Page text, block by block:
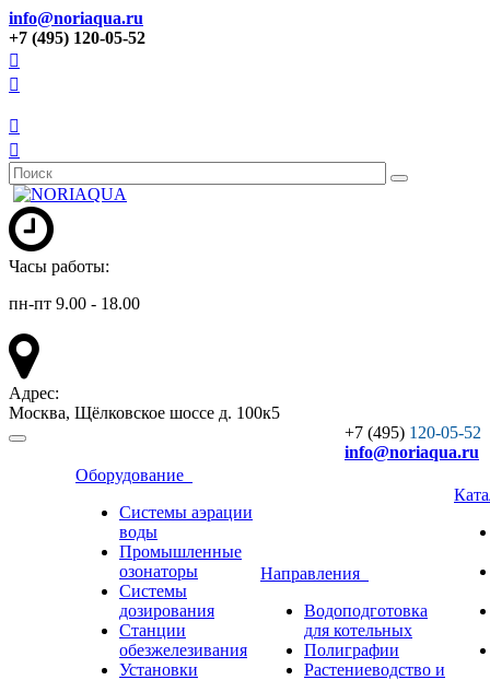
info@noriaqua.ru
+7 (495) 120-05-52
Часы работы:
пн-пт 9.00 - 18.00
Адрес:
Москва, Щёлковское шоссе д. 100к5
+7 (495) 120-05-52
info@noriaqua.ru
Оборудование
Системы аэрации
воды
Промышленные
озонаторы
Системы
дозирования
Станции
обезжелезивания
Установки
Направления
Водоподготовка
для котельных
Полиграфии
Растениеводство и